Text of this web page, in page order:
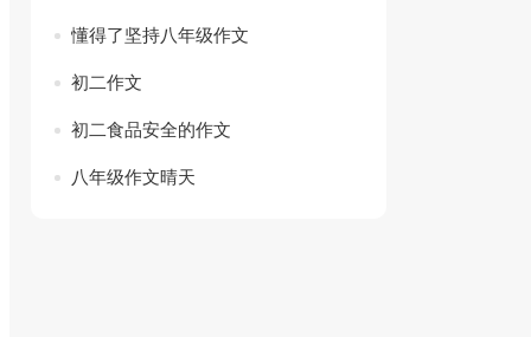
懂得了坚持八年级作文
初二作文
初二食品安全的作文
八年级作文晴天